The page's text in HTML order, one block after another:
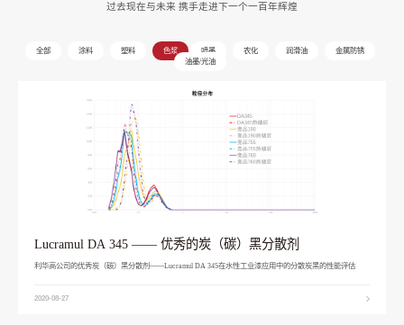
过去现在与未来 携手走进下一个一百年辉煌
全部 涂料 塑料 色浆 喷墨 农化 润滑油
金属防锈
油墨/光油
Lucramul DA 345 —— 优秀的炭（碳）黑分散剂
利华高公司的优秀炭（碳）黑分散剂——Lucramul DA 345在水性工业漆应用中的分散炭黑的性能评估
2020-08-27